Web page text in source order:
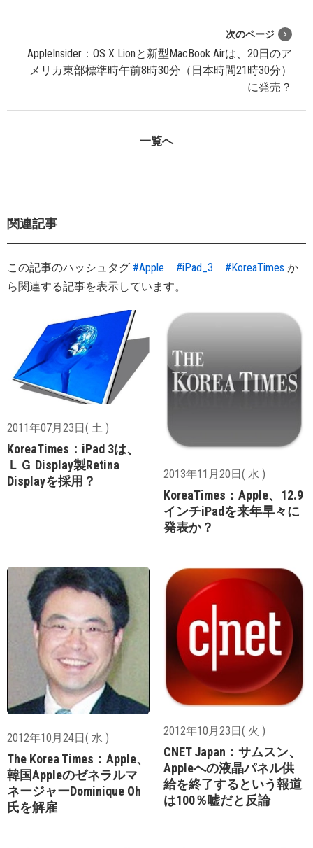
次のページ
AppleInsider：OS X Lionと新型MacBook Airは、20日のア
メリカ東部標準時午前8時30分（日本時間21時30分）
に発売？
一覧へ
関連記事
この記事のハッシュタグ #Apple #iPad_3 #KoreaTimes か
ら関連する記事を表示しています。
2011年07月23日( 土 )
KoreaTimes：iPad 3は、
ＬＧ Display製Retina
Displayを採用？
2013年11月20日( 水 )
KoreaTimes：Apple、12.9
インチiPadを来年早々に
発表か？
2012年10月24日( 水 )
The Korea Times：Apple、
韓国Appleのゼネラルマ
ネージャーDominique Oh
氏を解雇
2012年10月23日( 火 )
CNET Japan：サムスン、
Appleへの液晶パネル供
給を終了するという報道
は100％嘘だと反論